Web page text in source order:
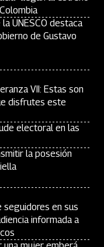
UNESCO destaca
de Gustavo
VII: Estas son
disfrutes este
electoral en las
la posesión
seguidores en sus
informada a